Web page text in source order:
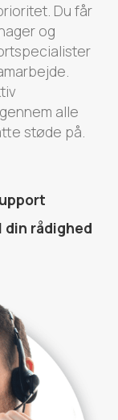
Du får
og
alle
støde på.
rådighed